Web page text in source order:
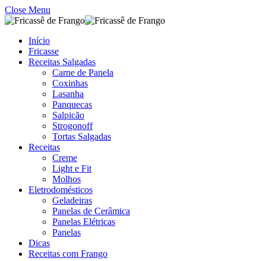
Close Menu
Início
Fricasse
Receitas Salgadas
Carne de Panela
Coxinhas
Lasanha
Panquecas
Salpicão
Strogonoff
Tortas Salgadas
Receitas
Creme
Light e Fit
Molhos
Eletrodomésticos
Geladeiras
Panelas de Cerâmica
Panelas Elétricas
Panelas
Dicas
Receitas com Frango